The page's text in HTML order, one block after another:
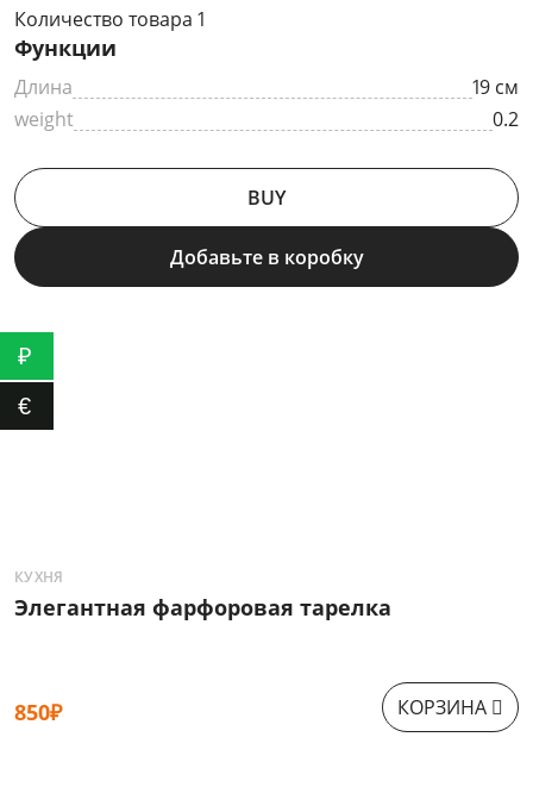
Количество товара 1
Функции
Длина
19 см
weight
0.2
BUY
Добавьте в коробку
КУХНЯ
Элегантная фарфоровая тарелка
850₽ КОРЗИНА
₽
€